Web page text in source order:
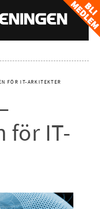
FÖR IT-ARKITEKTER
för IT-